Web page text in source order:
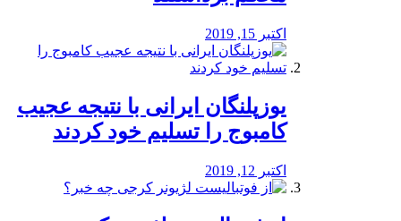
اکتبر 15, 2019
یوزپلنگان ایرانی با نتیجه عجیب
کامبوج را تسلیم خود کردند
اکتبر 12, 2019